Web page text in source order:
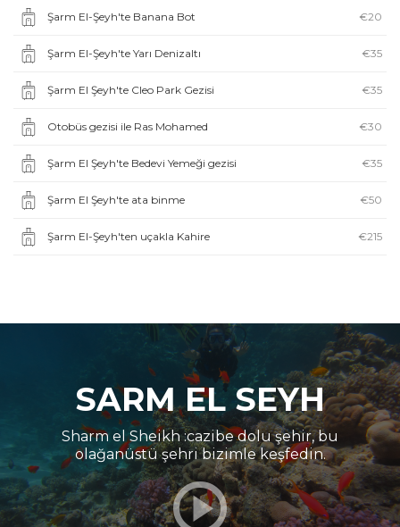
Şarm El-Şeyh'te Banana Bot €20
Şarm El-Şeyh'te Yarı Denizaltı €35
Şarm El Şeyh'te Cleo Park Gezisi €35
Otobüs gezisi ile Ras Mohamed €30
Şarm El Şeyh'te Bedevi Yemeği gezisi €35
Şarm El Şeyh'te ata binme €50
Şarm El-Şeyh'ten uçakla Kahire €215
SARM EL SEYH
Sharm el Sheikh :cazibe dolu şehir, bu
olağanüstü şehri bizimle keşfedin.